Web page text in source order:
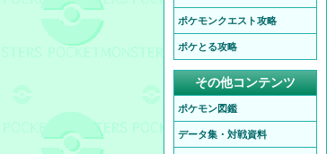
ポケモンクエスト攻略
ポケとる攻略
その他コンテンツ
ポケモン図鑑
データ集・対戦資料